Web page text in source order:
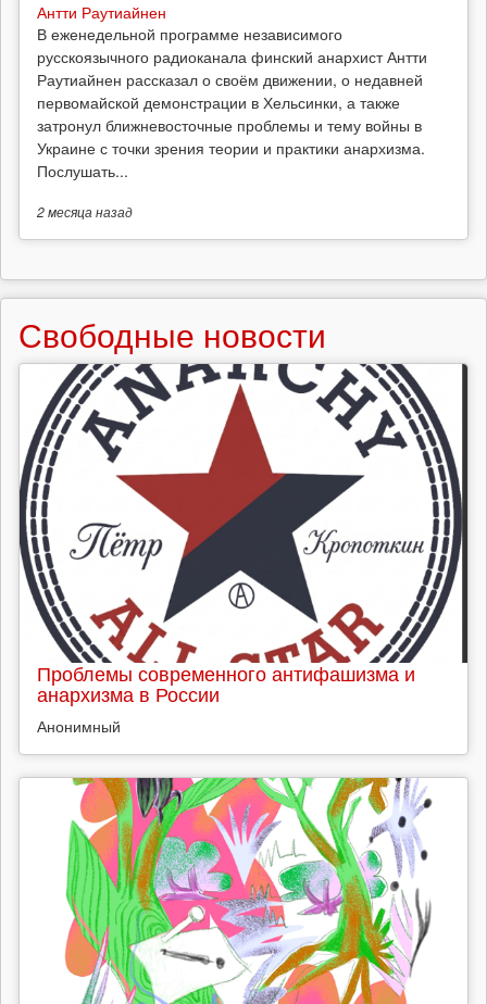
Антти Раутиайнен
В еженедельной программе независимого
русскоязычного радиоканала финский анархист Антти
Раутиайнен рассказал о своём движении, о недавней
первомайской демонстрации в Хельсинки, а также
затронул ближневосточные проблемы и тему войны в
Украине с точки зрения теории и практики анархизма.
Послушать...
2 месяцаназад
Свободные новости
Проблемы современного антифашизма и
анархизма в России
Анонимный